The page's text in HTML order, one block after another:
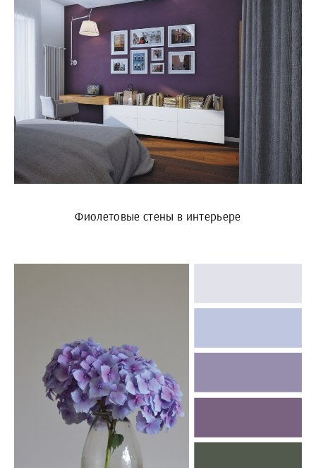
Фиолетовые стены в интерьере